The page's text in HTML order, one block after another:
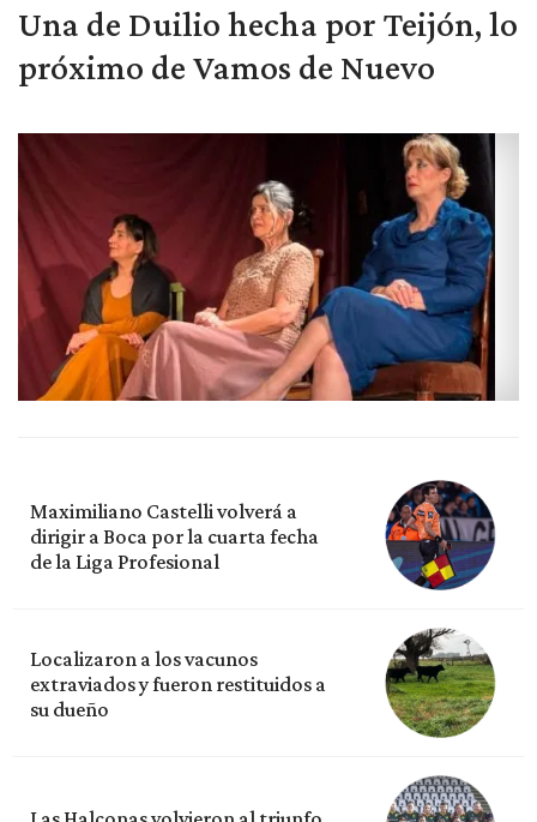
Una de Duilio hecha por Teijón, lo
próximo de Vamos de Nuevo
Maximiliano Castelli volverá a
dirigir a Boca por la cuarta fecha
de la Liga Profesional
Localizaron a los vacunos
extraviados y fueron restituidos a
su dueño